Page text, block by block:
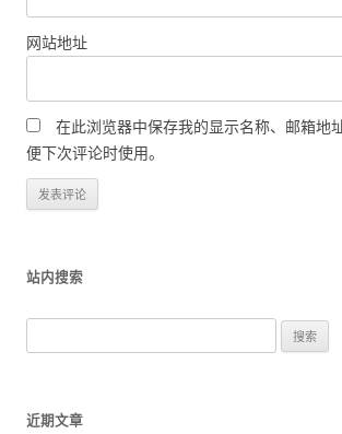
网站地址
在此浏览器中保存我的显示名称、邮箱地
便下次评论时使用。
站内搜索
索
近期文章